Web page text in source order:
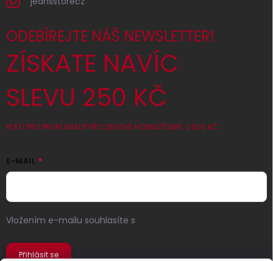
ODEBÍREJTE NÁŠ NEWSLETTER!
ZÍSKATE NAVÍC
SLEVU 250 KČ
PLATÍ PRO PRVNÍ NÁKUP PŘI CELKOVÉ HODNOTĚ MIN. 2 500 KČ
E-MAIL
Vložením e-mailu souhlasíte s
Přihlásit se